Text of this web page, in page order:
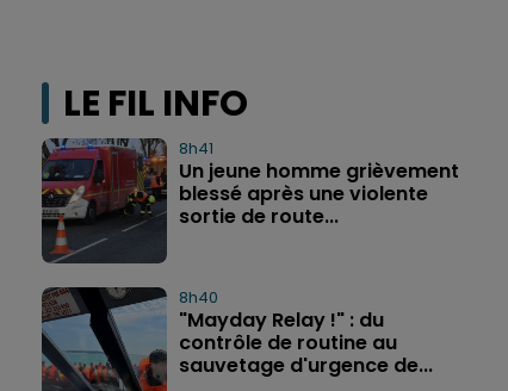
LE FIL INFO
8h41
Un jeune homme grièvement
blessé après une violente
sortie de route...
8h40
"Mayday Relay !" : du
contrôle de routine au
sauvetage d'urgence de...